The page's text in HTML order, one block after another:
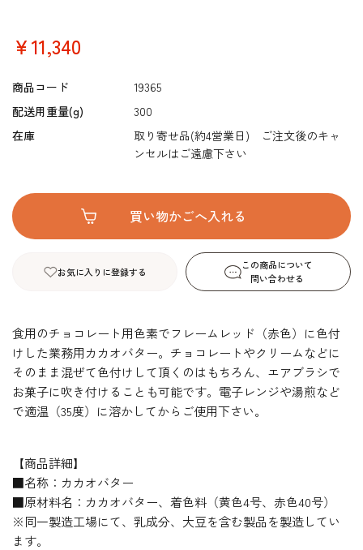
￥11,340
商品コード
19365
配送用重量(g)
300
在庫
取り寄せ品(約4営業日) ご注文後のキャ
ンセルはご遠慮下さい
お気に入りに登録する
この商品について
問い合わせる
食用のチョコレート用色素でフレームレッド（赤色）に色付
けした業務用カカオバター。チョコレートやクリームなどに
そのまま混ぜて色付けして頂くのはもちろん、エアブラシで
お菓子に吹き付けることも可能です。電子レンジや湯煎など
で適温（35度）に溶かしてからご使用下さい。
【商品詳細】
■名称：カカオバター
■原材料名：カカオバター、着色料（黄色4号、赤色40号）
※同一製造工場にて、乳成分、大豆を含む製品を製造してい
ます。